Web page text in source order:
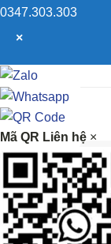
0347.303.303
×
Mã QR Liên hệ ×